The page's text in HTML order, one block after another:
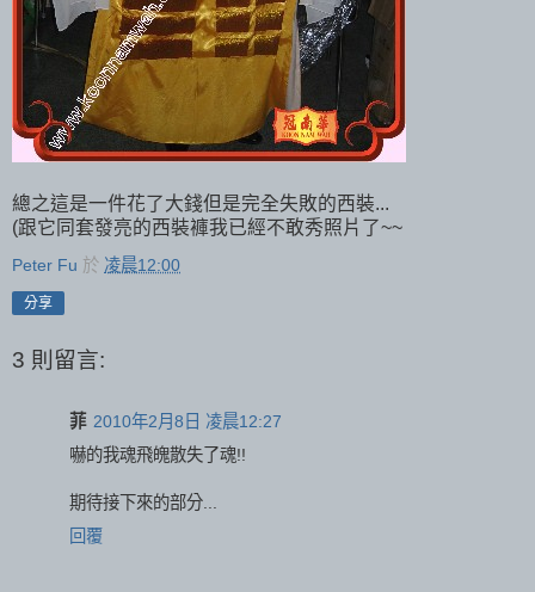
總之這是一件花了大錢但是完全失敗的西裝...
(跟它同套發亮的西裝褲我已經不敢秀照片了~~
Peter Fu 於 凌晨12:00
分享
3 則留言:
菲 2010年2月8日 凌晨12:27
嚇的我魂飛魄散失了魂!!
期待接下來的部分...
回覆